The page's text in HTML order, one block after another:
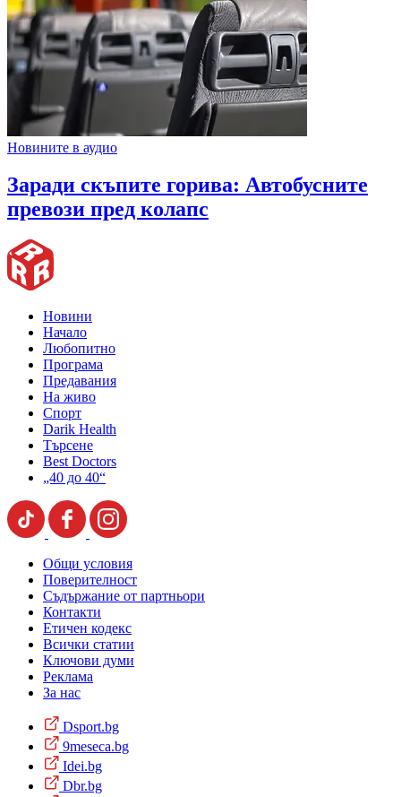
Новините в аудио
Заради скъпите горива: Автобусните
превози пред колапс
Новини
Начало
Любопитно
Програма
Предавания
На живо
Спорт
Darik Health
Търсене
Best Doctors
„40 до 40“
Общи условия
Поверителност
Съдържание от партньори
Контакти
Етичен кодекс
Всички статии
Ключови думи
Реклама
За нас
Dsport.bg
9meseca.bg
Idei.bg
Dbr.bg